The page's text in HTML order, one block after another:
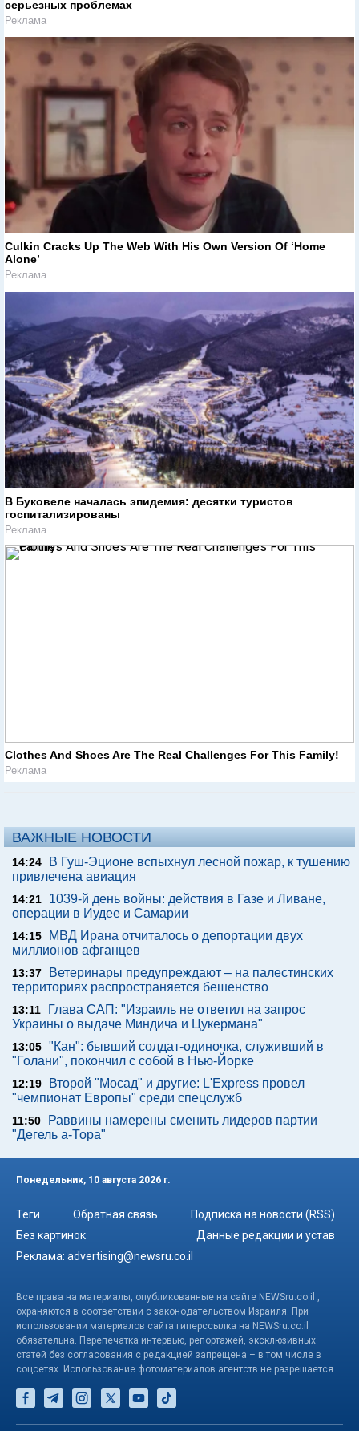
серьезных проблемах
Реклама
Culkin Cracks Up The Web With His Own Version Of ‘Home
Alone’
Реклама
В Буковеле началась эпидемия: десятки туристов
госпитализированы
Реклама
Clothes And Shoes Are The Real Challenges For This Family!
Реклама
ВАЖНЫЕ НОВОСТИ
14:24
В Гуш-Эционе вспыхнул лесной пожар, к тушению
привлечена авиация
14:21
1039-й день войны: действия в Газе и Ливане,
операции в Иудее и Самарии
14:15
МВД Ирана отчиталось о депортации двух
миллионов афганцев
13:37
Ветеринары предупреждают – на палестинских
территориях распространяется бешенство
13:11
Глава САП: "Израиль не ответил на запрос
Украины о выдаче Миндича и Цукермана"
13:05 "Кан": бывший солдат-одиночка, служивший в
"Голани", покончил с собой в Нью-Йорке
12:19
Второй "Мосад" и другие: L'Express провел
"чемпионат Европы" среди спецслужб
11:50
Раввины намерены сменить лидеров партии
"Дегель а-Тора"
Понедельник, 10 августа 2026 г.
Теги Обратная связь
Подписка на новости (RSS)
Без картинок
Данные редакции и устав
Реклама: advertising@newsru.co.il
Все права на материалы, опубликованные на сайте NEWSru.co.il ,
охраняются в соответствии с законодательством Израиля. При
использовании материалов сайта гиперссылка на NEWSru.co.il
обязательна. Перепечатка интервью, репортажей, эксклюзивных
статей без согласования с редакцией запрещена – в том числе в
соцсетях. Использование фотоматериалов агентств не разрешается.